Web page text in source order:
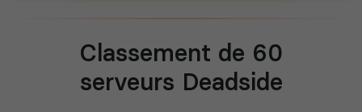
Classement de 60
serveurs Deadside